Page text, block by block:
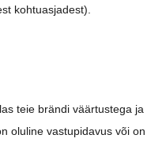
kohtuasjadest).
teie brändi väärtustega ja
oluline vastupidavus või on